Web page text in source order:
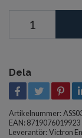
Dela
Artikelnummer:
EAN: 8719076019923
Leverantör:Victron